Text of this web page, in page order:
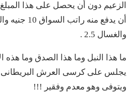
الزعيم دون أن يحصل على هذا المبلغ
أن يدفع منه
والغسال 2.5 .
ما هذا النبل وما هذا الصدق وما هذه
يجلس على كرسى العرش البريطانى
ويتوفى وهو معدم وفقير !!!